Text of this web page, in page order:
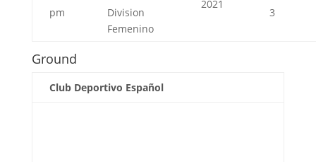
pm
Division
Femenino
2021
3
Ground
Club Deportivo Español